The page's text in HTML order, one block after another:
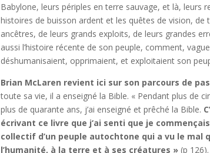
Babylone, leurs périples en terre sauvage, et là, leurs
histoires de buisson ardent et les quêtes de vision,
ancêtres, de leurs grands exploits, de leurs grandes
aussi l’histoire récente de son peuple, comment,
déshumanisaient, opprimaient, et exploitaient son
Brian McLaren revient ici sur son parcours de
toute sa vie, il a enseigné la Bible. « Pendant plus de
plus de quarante ans, j’ai enseigné et prêché la Bible.
écrivant ce livre que j‘ai senti que je
collectif d’un peuple autochtone qui a vu le
l’humanité, à la terre et à ses créatures » (p